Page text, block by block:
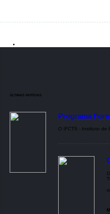
ÚLTIMAS NOTÍCIAS
Programa
O IFCTS - Instituto de